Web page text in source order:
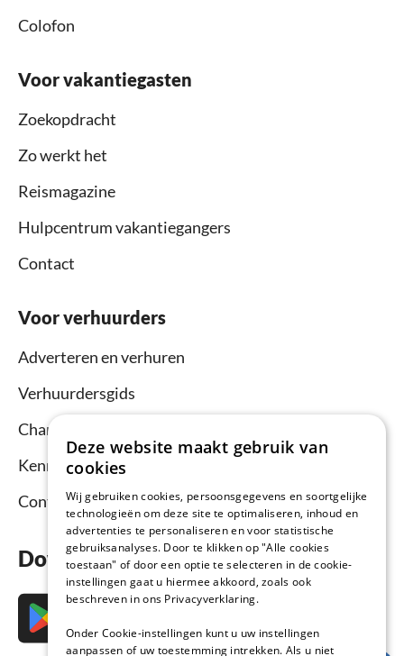
Colofon
Voor vakantiegasten
Zoekopdracht
Zo werkt het
Reismagazine
Hulpcentrum vakantiegangers
Contact
Voor verhuurders
Adverteren en verhuren
Verhuurdersgids
Channel Manager
Kennisbank verhuurders
Contact
Download nu de app
Deze website maakt gebruik van
cookies
Wij gebruiken cookies, persoonsgegevens en soortgelijke
technologieën om deze site te optimaliseren, inhoud en
advertenties te personaliseren en voor statistische
gebruiksanalyses. Door te klikken op "Alle cookies
toestaan" of door een optie te selecteren in de cookie-
instellingen gaat u hiermee akkoord, zoals ook
beschreven in ons Privacyverklaring.
Onder Cookie-instellingen kunt u uw instellingen
aanpassen of uw toestemming intrekken. Als u niet